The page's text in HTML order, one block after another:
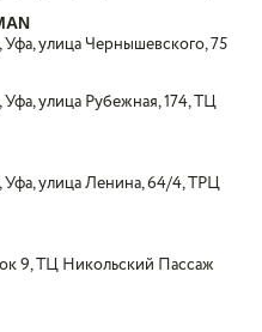
улица Чернышевского, 75
улица Рубежная, 174, ТЦ
Уфа, улица Ленина, 64/4, ТРЦ
9, ТЦ Никольский Пассаж